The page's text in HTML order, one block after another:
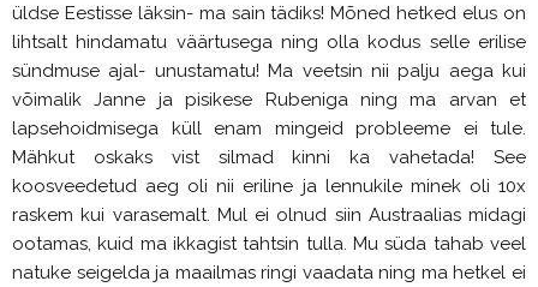
üldse Eestisse läksin- ma sain tädiks! Mõned hetked elus on
lihtsalt hindamatu väärtusega ning olla kodus selle erilise
sündmuse ajal- unustamatu! Ma veetsin nii palju aega kui
võimalik Janne ja pisikese Rubeniga ning ma arvan et
lapsehoidmisega küll enam mingeid probleeme ei tule.
Mähkut oskaks vist silmad kinni ka vahetada! See
koosveedetud aeg oli nii eriline ja lennukile minek oli 10x
raskem kui varasemalt. Mul ei olnud siin Austraalias midagi
ootamas, kuid ma ikkagist tahtsin tulla. Mu süda tahab veel
natuke seigelda ja maailmas ringi vaadata ning ma hetkel ei